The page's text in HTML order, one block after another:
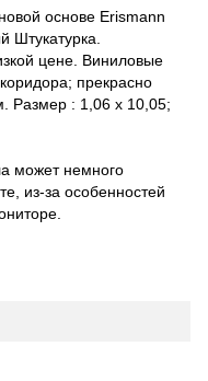
основе Erismann
Штукатурка.
цене. Виниловые
прекрасно
Размер : 1,06 х 10,05;
может немного
из-за особенностей